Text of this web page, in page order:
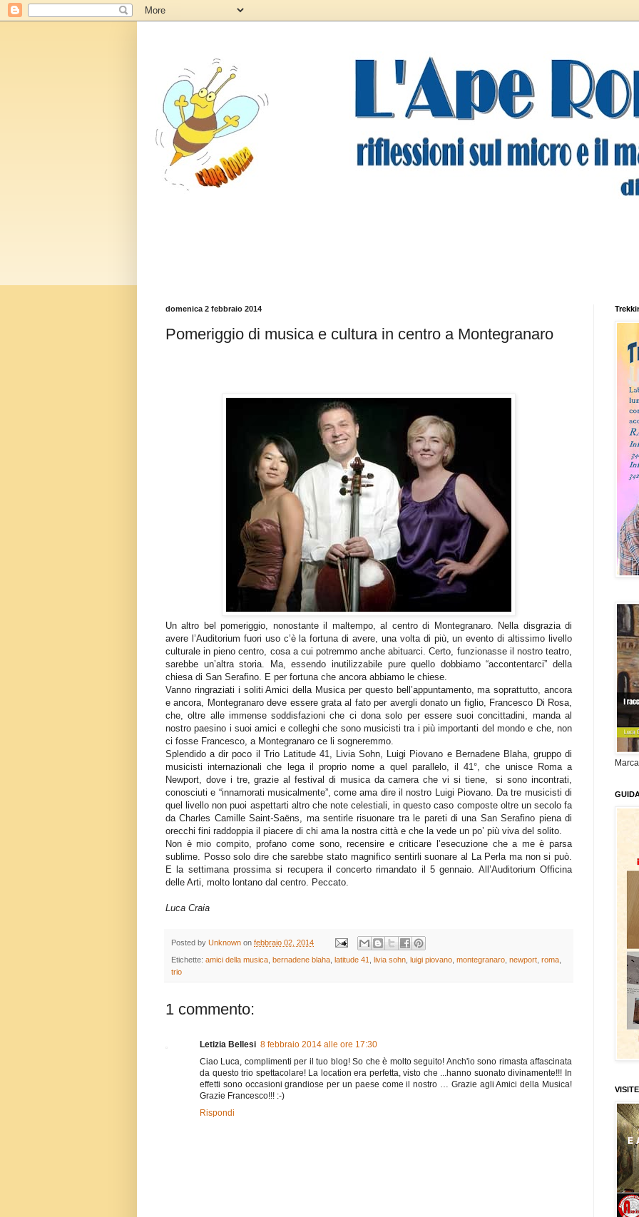
domenica 2 febbraio 2014
Pomeriggio di musica e cultura in centro a Montegranaro
Un altro bel pomeriggio, nonostante il maltempo, al centro di Montegranaro. Nella disgrazia di
avere l’Auditorium fuori uso c’è la fortuna di avere, una volta di più, un evento di altissimo livello
culturale in pieno centro, cosa a cui potremmo anche abituarci. Certo, funzionasse il nostro teatro,
sarebbe un’altra storia. Ma, essendo inutilizzabile pure quello dobbiamo “accontentarci” della
chiesa di San Serafino. E per fortuna che ancora abbiamo le chiese.
Vanno ringraziati i soliti Amici della Musica per questo bell’appuntamento, ma soprattutto, ancora
e ancora, Montegranaro deve essere grata al fato per avergli donato un figlio, Francesco Di Rosa,
che, oltre alle immense soddisfazioni che ci dona solo per essere suoi concittadini, manda al
nostro paesino i suoi amici e colleghi che sono musicisti tra i più importanti del mondo e che, non
ci fosse Francesco, a Montegranaro ce li sogneremmo.
Splendido a dir poco il Trio Latitude 41, Livia Sohn, Luigi Piovano e Bernadene Blaha, gruppo di
musicisti internazionali che lega il proprio nome a quel parallelo, il 41°, che unisce Roma a
Newport, dove i tre, grazie al festival di musica da camera che vi si tiene,
si sono incontrati,
conosciuti e “innamorati musicalmente”, come ama dire il nostro Luigi Piovano. Da tre musicisti di
quel livello non puoi aspettarti altro che note celestiali, in questo caso composte oltre un secolo fa
daCharles Camille Saint-Saëns , ma sentirle risuonare tra le pareti di una San Serafino piena di
orecchi fini raddoppia il piacere di chi ama la nostra città e che la vede un po’ più viva del solito.
Non è mio compito, profano come sono, recensire e criticare l’esecuzione che a me è parsa
sublime. Posso solo dire che sarebbe stato magnifico sentirli suonare al La Perla ma non si può.
E la settimana prossima si recupera il concerto rimandato il 5 gennaio. All’Auditorium Officina
delle Arti, molto lontano dal centro. Peccato.
Luca Craia
Posted by Unknown on febbraio 02, 2014
Etichette: amici della musica bernadene blaha latitude 41 livia sohn luigi piovano montegranaro newport roma
trio
1 commento:
Letizia Bellesi 8 febbraio 2014 alle ore 17:30
Ciao Luca, complimenti per il tuo blog! So che è molto seguito! Anch'io sono rimasta affascinata
da questo trio spettacolare! La location era perfetta, visto che ...hanno suonato divinamente!!! In
effetti sono occasioni grandiose per un paese come il nostro … Grazie agli Amici della Musica!
Grazie Francesco!!! :-)
Rispondi
Marca
VISITE